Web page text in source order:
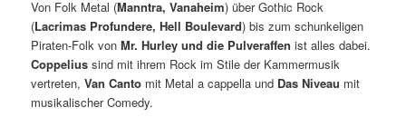
Von Folk Metal (Manntra, Vanaheim) über Gothic Rock
(Lacrimas Profundere, Hell Boulevard) bis zum schunkeligen
Piraten-Folk vonMr. Hurley und die Pulveraffen ist alles dabei.
Coppelius sind mit ihrem Rock im Stile der Kammermusik
vertreten,Van Canto mit Metal a cappella und Das Niveau mit
musikalischer Comedy.